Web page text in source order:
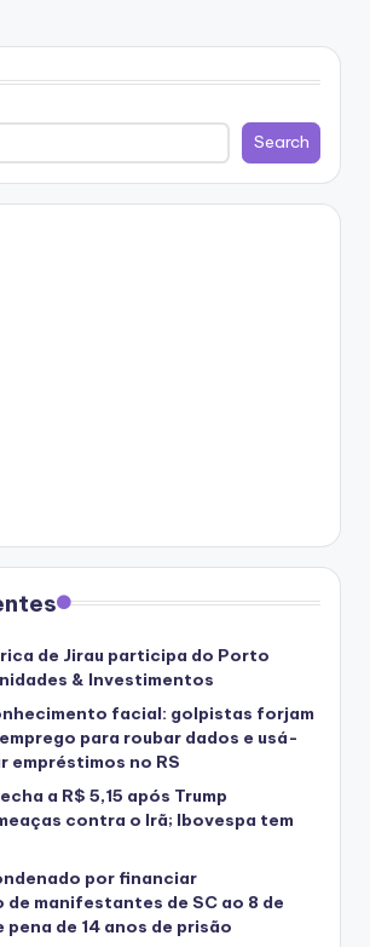
Search
de Jirau participa do Porto
& Investimentos
facial: golpistas forjam
para roubar dados e usá-
empréstimos no RS
a R$ 5,15 após Trump
contra o Irã; Ibovespa tem
por financiar
manifestantes de SC ao 8 de
de 14 anos de prisão